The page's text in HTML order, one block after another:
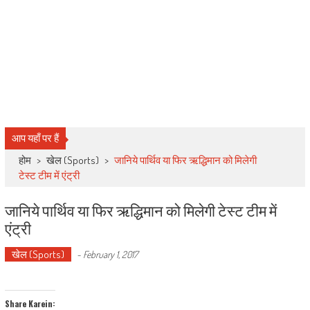
आप यहाँ पर हैं
होम > खेल (Sports) > जानिये पार्थिव या फिर ऋद्धिमान को मिलेगी
टेस्ट टीम में एंट्री
जानिये पार्थिव या फिर ऋद्धिमान को मिलेगी टेस्ट टीम में
एंट्री
खेल (Sports) - February 1, 2017
Share Karein: